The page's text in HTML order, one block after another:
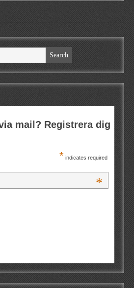
mail? Registrera dig
* indicates required
*